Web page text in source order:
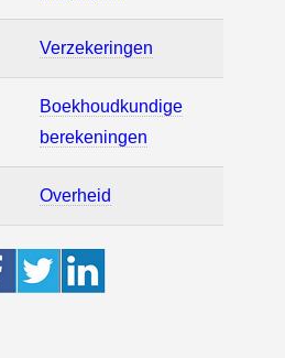
Verzekeringen
Boekhoudkundige
berekeningen
Overheid